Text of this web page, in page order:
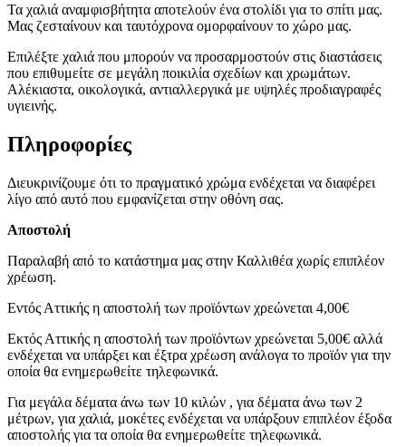
Τα χαλιά αναμφισβήτητα αποτελούν ένα στολίδι για το σπίτι μας.
Μας ζεσταίνουν και ταυτόχρονα ομορφαίνουν το χώρο μας.
Επιλέξτε χαλιά που μπορούν να προσαρμοστούν στις διαστάσεις
που επιθυμείτε σε μεγάλη ποικιλία σχεδίων και χρωμάτων.
Αλέκιαστα, οικολογικά, αντιαλλεργικά με υψηλές προδιαγραφές
υγιεινής.
Πληροφορίες
Διευκρινίζουμε ότι το πραγματικό χρώμα ενδέχεται να διαφέρει
λίγο από αυτό που εμφανίζεται στην οθόνη σας.
Αποστολή
Παραλαβή από το κατάστημα μας στην Καλλιθέα χωρίς επιπλέον
χρέωση.
Εντός Αττικής η αποστολή των προϊόντων χρεώνεται 4,00€
Εκτός Αττικής η αποστολή των προϊόντων χρεώνεται 5,00€ αλλά
ενδέχεται να υπάρξει και έξτρα χρέωση ανάλογα το προϊόν για την
οποία θα ενημερωθείτε τηλεφωνικά.
Για μεγάλα δέματα άνω των 10 κιλών , για δέματα άνω των 2
μέτρων, για χαλιά, μοκέτες ενδέχεται να υπάρξουν επιπλέον έξοδα
αποστολής για τα οποία θα ενημερωθείτε τηλεφωνικά.